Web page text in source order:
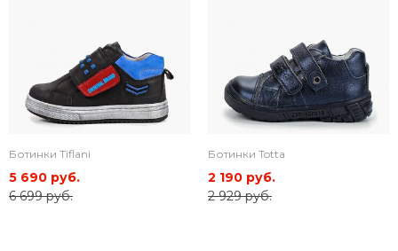
Ботинки Tiflani
5 690 руб.
6 699 руб.
Ботинки Totta
2 190 руб.
2 929 руб.